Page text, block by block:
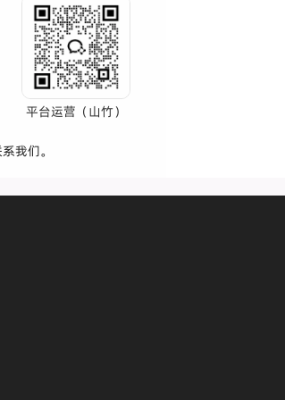
平台运营（山竹）
我们。